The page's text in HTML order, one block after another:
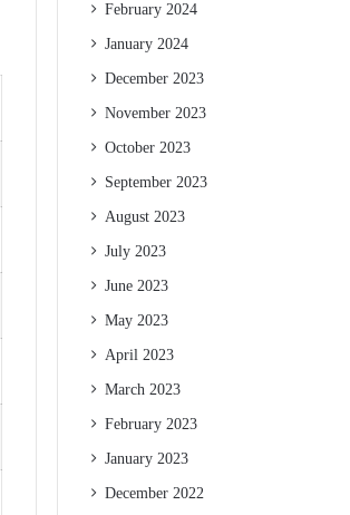
February 2024
January 2024
December 2023
November 2023
October 2023
September 2023
August 2023
July 2023
June 2023
May 2023
April 2023
March 2023
February 2023
January 2023
December 2022